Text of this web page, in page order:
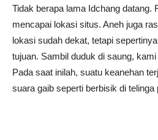
Tidak berapa lama Idchang datang.
mencapai lokasi situs. Aneh juga
lokasi sudah dekat, tetapi
tujuan. Sambil duduk di saung,
Pada saat inilah, suatu keanehan
suara gaib seperti berbisik di telinga